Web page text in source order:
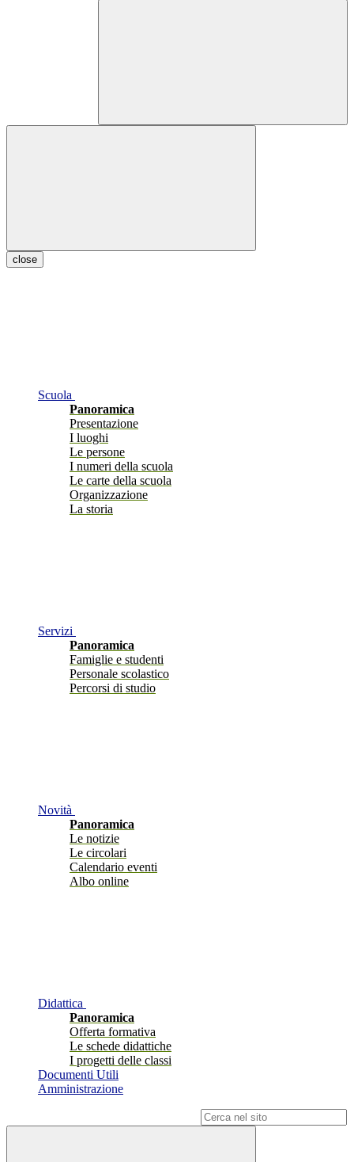
close
Scuola
Panoramica
Presentazione
I luoghi
Le persone
I numeri della scuola
Le carte della scuola
Organizzazione
La storia
Servizi
Panoramica
Famiglie e studenti
Personale scolastico
Percorsi di studio
Novità
Panoramica
Le notizie
Le circolari
Calendario eventi
Albo online
Didattica
Panoramica
Offerta formativa
Le schede didattiche
I progetti delle classi
Documenti Utili
Amministrazione